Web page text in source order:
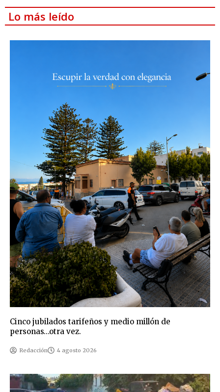
Lo más leído
Cinco jubilados tarifeños y medio millón de
personas…otra vez.
Redacción 4 agosto 2026